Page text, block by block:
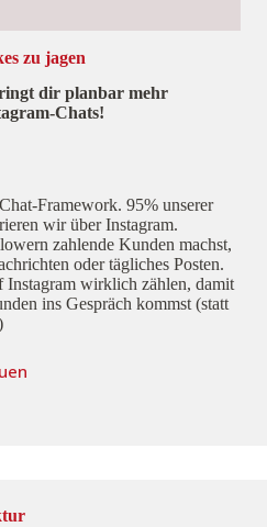
zu jagen
dir planbar mehr
Framework. 95% unserer
wir über Instagram.
zahlende Kunden machst,
oder tägliches Posten.
Instagram wirklich zählen, damit
ins Gespräch kommst (statt